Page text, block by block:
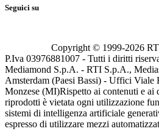
Seguici su
Copyright © 1999-2026
P.Iva 03976881007 - Tutti i diritti
Mediamond S.p.A. - RTI S.p.A.,
Amsterdam (Paesi Bassi) - Uffici Viale
Monzese (MI)Rispetto ai contenuti e ai
riprodotti è vietata ogni utilizzazione
sistemi di intelligenza artificiale
espresso di utilizzare mezzi